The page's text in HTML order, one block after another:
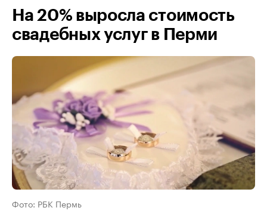
На 20% выросла стоимость
свадебных услуг в Перми
Фото: РБК Пермь